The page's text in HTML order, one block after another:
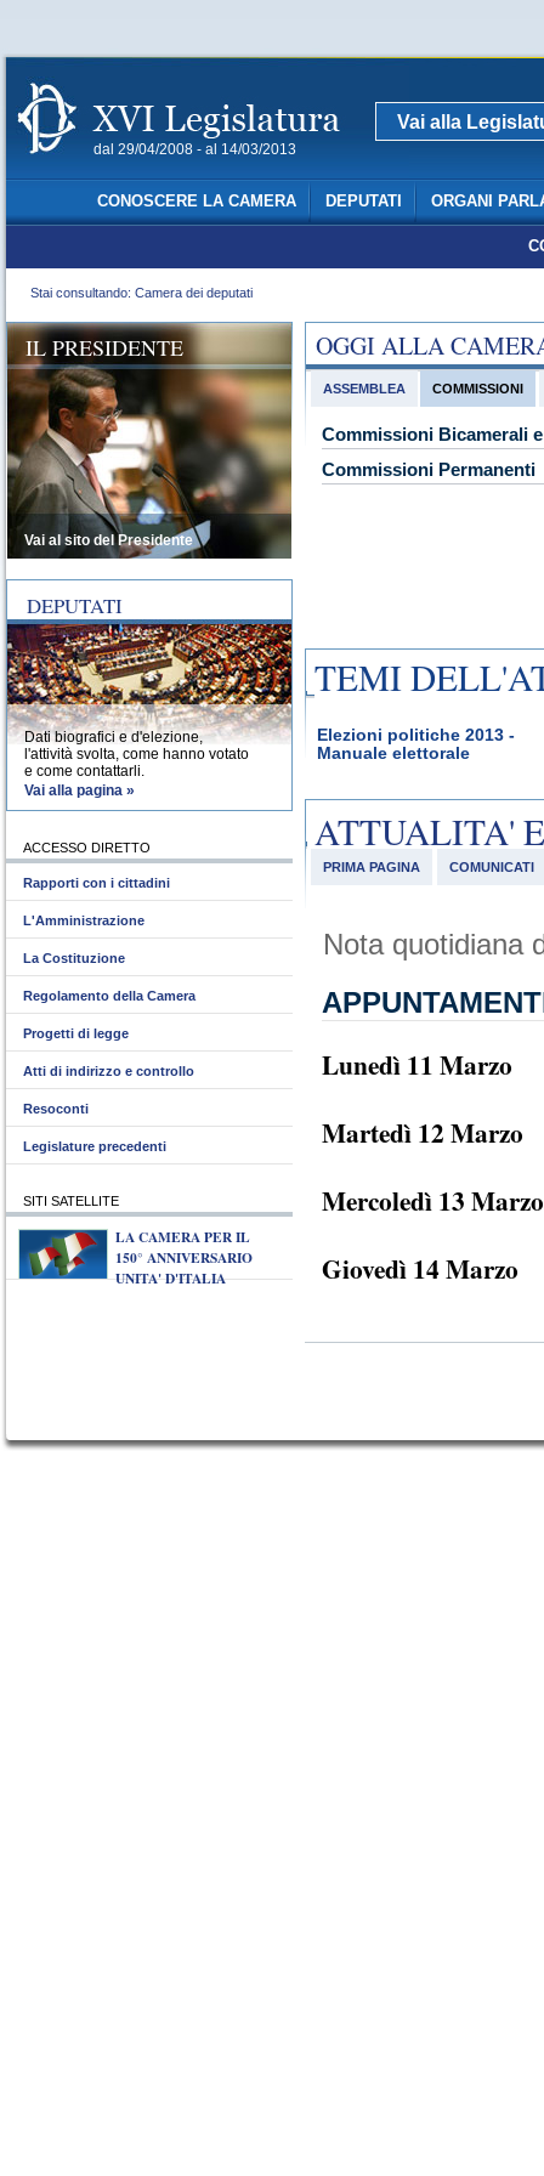
dal 29/04/2008 - al 14/03/2013
Vai alla
CONOSCERE LA CAMERA DEPUTATI ORGANI
Stai consultando: Camera dei deputati
OGGI ALLA
ASSEMBLEA COMMISSIONI
Commissioni Bicamerali
Commissioni Permanenti
TEMI
Elezioni politiche 2013 -
Manuale elettorale
ATTUALITA'
PRIMA PAGINA COMUNICATI
Nota quotidiana
Lunedì 11 Marzo
Martedì 12 Marzo
Mercoledì 13 Marzo
Giovedì 14 Marzo
IL PRESIDENTE
Vai al sito del Presidente
DEPUTATI
Dati biografici e d'elezione,
l'attività svolta, come hanno votato
e come contattarli.
Vai alla pagina »
ACCESSO DIRETTO
Rapporti con i cittadini
L'Amministrazione
La Costituzione
Regolamento della Camera
Progetti di legge
Atti di indirizzo e controllo
Resoconti
Legislature precedenti
SITI SATELLITE
LA CAMERA PER IL
150° ANNIVERSARIO
UNITA' D'ITALIA